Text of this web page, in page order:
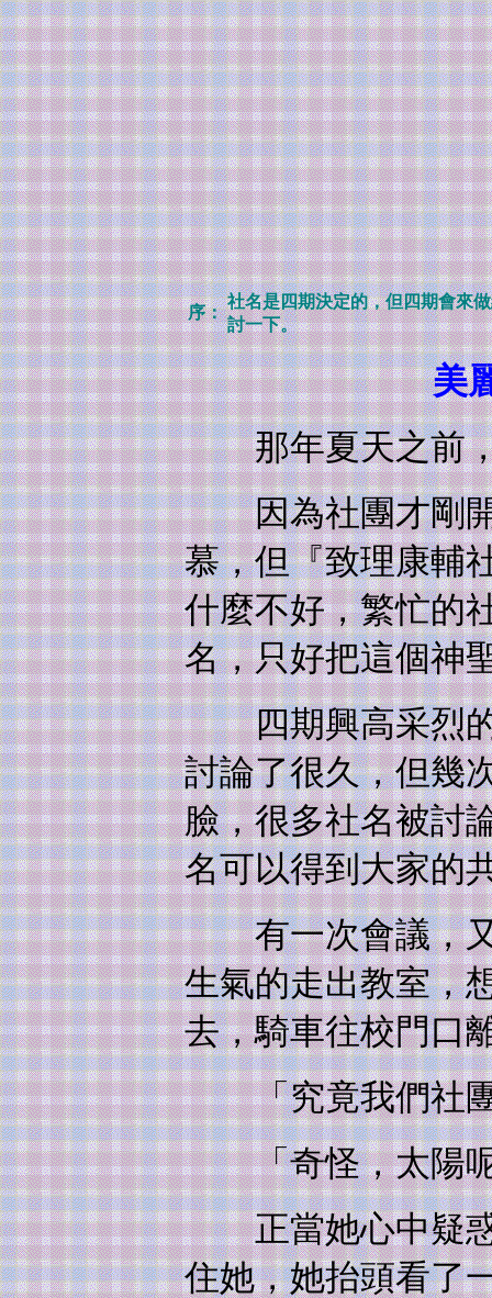
序：
社名是四期決定的，但四期會來
討一下。
美
那年夏天之前，
因為社團才剛開
慕，但『致理康輔
什麼不好，繁忙的
名，只好把這個神
四期興高采烈的
討論了很久，但幾
臉，很多社名被討
名可以得到大家的
有一次會議，又
生氣的走出教室，
去，騎車往校門口
「究竟我們社團
「奇怪，太陽
正當她心中疑惑
住她，她抬頭看了